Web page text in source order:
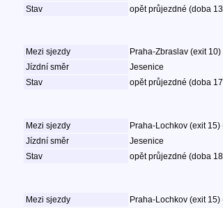
Stav opět průjezdné (doba
Mezi sjezdy
Praha-Zbraslav (exit
Jízdní směr
Jesenice
Stav opět průjezdné (doba
Mezi sjezdy
Praha-Lochkov (exit
Jízdní směr
Jesenice
Stav opět průjezdné (doba
Mezi sjezdy
Praha-Lochkov (exit